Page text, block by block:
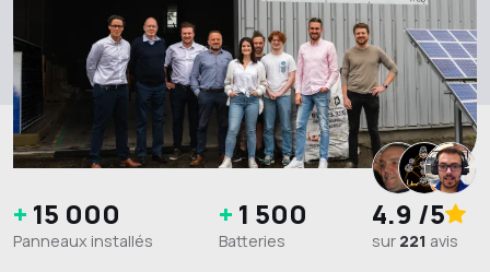
+ 15 000
Panneaux installés
+ 1 500
Batteries
4.9 /5
sur 221 avis